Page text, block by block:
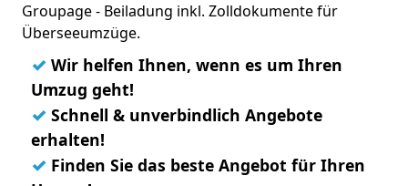
Groupage - Beiladung inkl. Zolldokumente für
Überseeumzüge.
✓ Wir helfen Ihnen, wenn es um Ihren
Umzug geht!
✓ Schnell & unverbindlich Angebote
erhalten!
✓ Finden Sie das beste Angebot für Ihren